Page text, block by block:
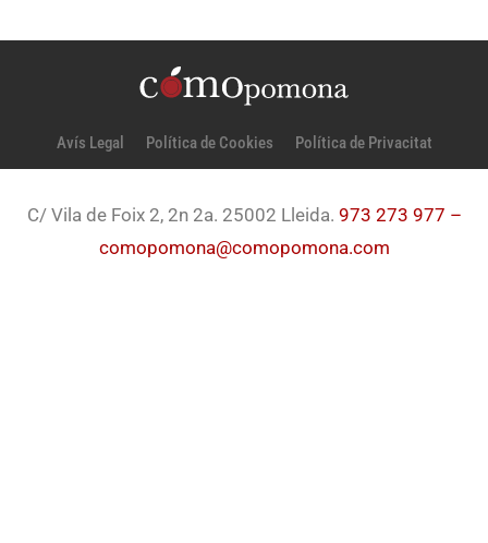
Avís Legal Política de Cookies Política de Privacitat
C/ Vila de Foix 2, 2n 2a. 25002 Lleida. 973 273 977 –
comopomona@comopomona.com